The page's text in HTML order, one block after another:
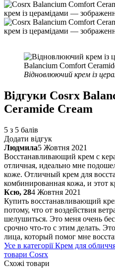
Відновлюючий крем із
Відгуки Cosrx
Ceramide Cream
5 з 5 балів
Додати відгук
Людмила5 Жовтня 2021
Восстанавливающий крем с
отличная, идеально мне
коже. Отличный крем для
комбинированная кожа, и этот
Ксю, 284 Жовтня 2021
Купить восстанавливающий
потому, что от воздействия
шелушиться. Это меня очень
срочно что-то с этим делать.
лица, который помог мне
Усе в категоріїКрем для
товари Cosrx
Схожі товари